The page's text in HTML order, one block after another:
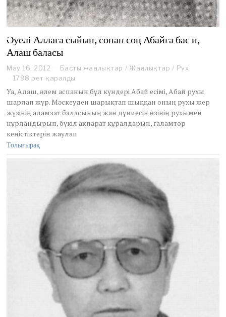
Әуелі Аллаға сыйын, сонан соң Абайға бас и,
Алаш баласы
May 16, 2012
a
1
6
,
2
0
Басты жаңалықтар / Жаңалықтар / Рух
1798 рет қаралды
Уа, Алаш, әлем аспанын бұл күндері Абай есімі, Абай рухы
шарлап жүр. Мәскеуден шарықтап шыққан оның рухы жер
жүзінің адамзат баласының жан дүниесін өзінің рухымен
нұрландырып, бүкіл ақпарат құралдарын, ғаламтор
кеңістіктерін жаулап
Толығырақ